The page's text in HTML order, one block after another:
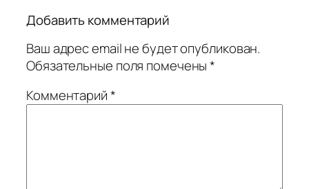
Добавить комментарий
Ваш адрес email не будет опубликован.
Обязательные поля помечены*
Комментарий*